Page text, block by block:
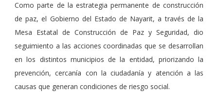
Como parte de la estrategia permanente de construcción
de paz, el Gobierno del Estado de Nayarit, a través de la
Mesa Estatal de Construcción de Paz y Seguridad, dio
seguimiento a las acciones coordinadas que se desarrollan
en los distintos municipios de la entidad, priorizando la
prevención, cercanía con la ciudadanía y atención a las
causas que generan condiciones de riesgo social.